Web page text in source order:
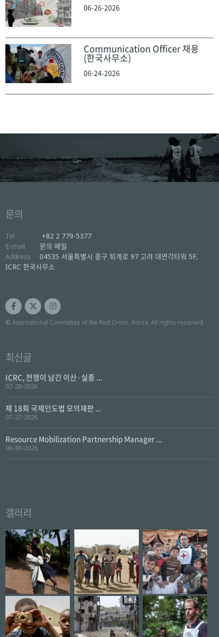
06-26-2026
Communication Officer 채용
(한국사무소)
06-24-2026
문의
Tel
+82 2 779-5377
E-mail
문의 메일
Address
04535 서울특별시 중구 퇴계로 97 고려 대연각타워 5F,
ICRC 한국사무소
© International Committee of the Red Cross, Korea. All rights reserved.
최신글
ICRC, 전쟁이 남긴 이산·실종 ...
07-28-2026
제 18회 국제인도법 모의재판 ...
07-27-2026
Resource Mobilization Partnership Manager ...
06-30-2026
갤러리